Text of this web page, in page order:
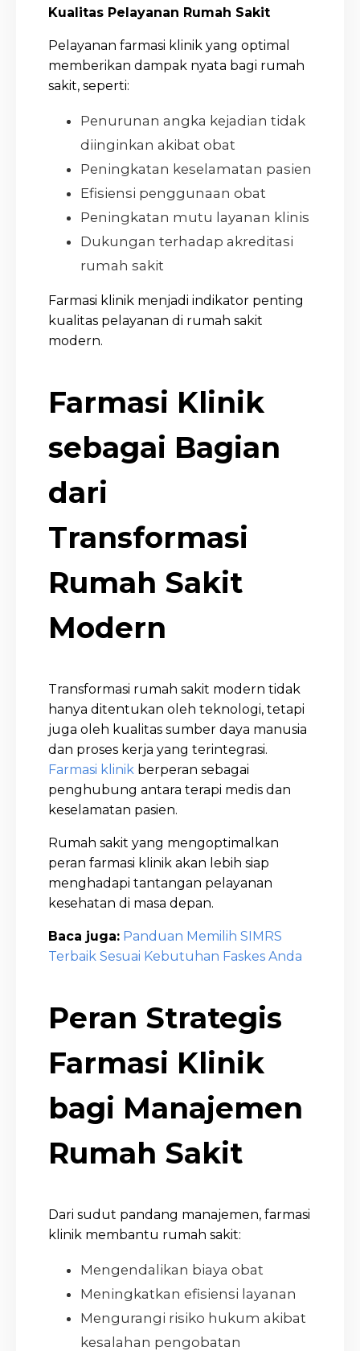
Kualitas Pelayanan Rumah Sakit
Pelayanan farmasi klinik yang optimal
memberikan dampak nyata bagi rumah
sakit, seperti:
Penurunan angka kejadian tidak
diinginkan akibat obat
Peningkatan keselamatan pasien
Efisiensi penggunaan obat
Peningkatan mutu layanan klinis
Dukungan terhadap akreditasi
rumah sakit
Farmasi klinik menjadi indikator penting
kualitas pelayanan di rumah sakit
modern.
Farmasi Klinik
sebagai Bagian
dari
Transformasi
Rumah Sakit
Modern
Transformasi rumah sakit modern tidak
hanya ditentukan oleh teknologi, tetapi
juga oleh kualitas sumber daya manusia
dan proses kerja yang terintegrasi.
Farmasi klinik berperan sebagai
penghubung antara terapi medis dan
keselamatan pasien.
Rumah sakit yang mengoptimalkan
peran farmasi klinik akan lebih siap
menghadapi tantangan pelayanan
kesehatan di masa depan.
Baca juga: Panduan Memilih SIMRS
Terbaik Sesuai Kebutuhan Faskes Anda
Peran Strategis
Farmasi Klinik
bagi Manajemen
Rumah Sakit
Dari sudut pandang manajemen, farmasi
klinik membantu rumah sakit:
Mengendalikan biaya obat
Meningkatkan efisiensi layanan
Mengurangi risiko hukum akibat
kesalahan pengobatan